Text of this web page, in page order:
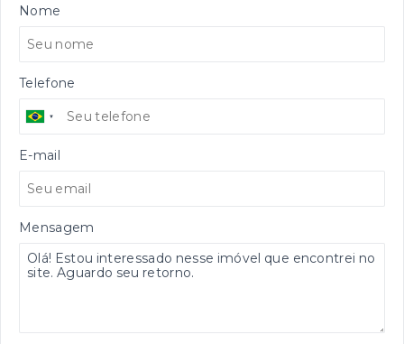
Nome
Telefone
E-mail
Mensagem